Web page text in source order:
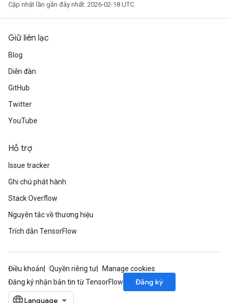
Cập nhật lần gần đây nhất: 2026-02-18 UTC.
Giữ liên lạc
Blog
Diễn đàn
GitHub
Twitter
YouTube
Hỗ trợ
Issue tracker
Ghi chú phát hành
Stack Overflow
Nguyên tắc về thương hiệu
Trích dẫn TensorFlow
Điều khoản Quyền riêng tư
Manage cookies
Đăng ký nhận bản tin từ TensorFlow
Đăng ký